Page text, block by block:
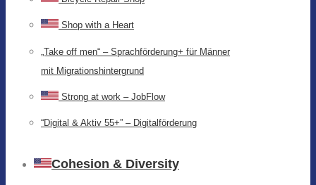
Shop with a Heart
„Take off men“ – Sprachförderung+ für Männer
mit Migrationshintergrund
Strong at work – JobFlow
“Digital & Aktiv 55+” – Digitalförderung
Cohesion & Diversity